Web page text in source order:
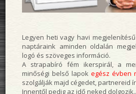
Legyen heti vagy havi
naptáraink aminden oldalán
logó és szöveges információ.
A strapabíró fém ikerspirál, a
minőségi belső lapok egész évben
szolgálják majd cégedet, partnereid
Innentől pedig az idő neked